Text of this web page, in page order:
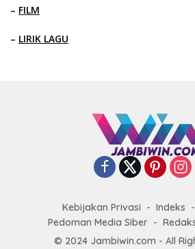
– FILM
– LIRIK LAGU
Kebijakan Privasi Indeks
Pedoman Media Siber
© 2024 Jambiwin.com - All